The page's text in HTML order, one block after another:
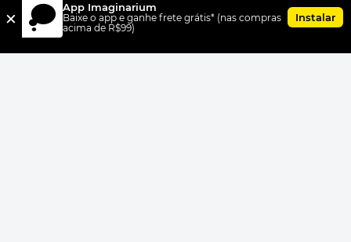
× App Imaginarium
Baixe o app e ganhe frete grátis* (nas compras
acima de R$99)
Instalar